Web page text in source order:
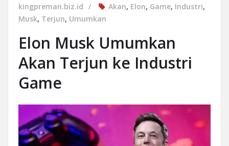
kingpreman.biz.id
Akan, Elon, Game, Industri,
Musk, Terjun, Umumkan
Elon Musk Umumkan
Akan Terjun ke Industri
Game